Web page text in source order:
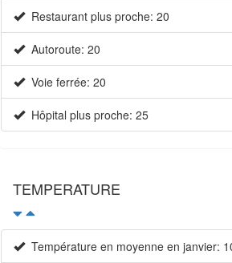
Restaurant plus proche: 20
Autoroute: 20
Voie ferrée: 20
Hôpital plus proche: 25
TEMPERATURE
Température en moyenne en janvier: